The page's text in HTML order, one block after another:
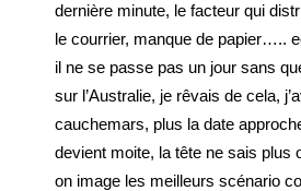
dernière minute, le facteur qui
le courrier, manque de papier…..
il ne se passe pas un jour sans
sur l’Australie, je rêvais de cela,
cauchemars, plus la date
devient moite, la tête ne sais plus
on image les meilleurs scénario